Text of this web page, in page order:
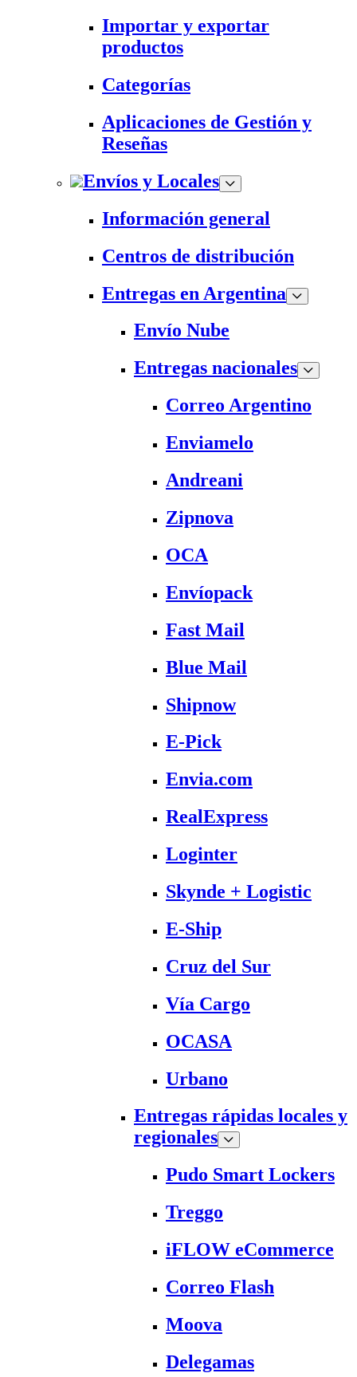
Importar y exportar
productos
Categorías
Aplicaciones de Gestión y
Reseñas
Envíos y Locales
Información general
Centros de distribución
Entregas en Argentina
Envío Nube
Entregas nacionales
Correo Argentino
Enviamelo
Andreani
Zipnova
OCA
Envíopack
Fast Mail
Blue Mail
Shipnow
E-Pick
Envia.com
RealExpress
Loginter
Skynde + Logistic
E-Ship
Cruz del Sur
Vía Cargo
OCASA
Urbano
Entregas rápidas locales y
regionales
Pudo Smart Lockers
Treggo
iFLOW eCommerce
Correo Flash
Moova
Delegamas